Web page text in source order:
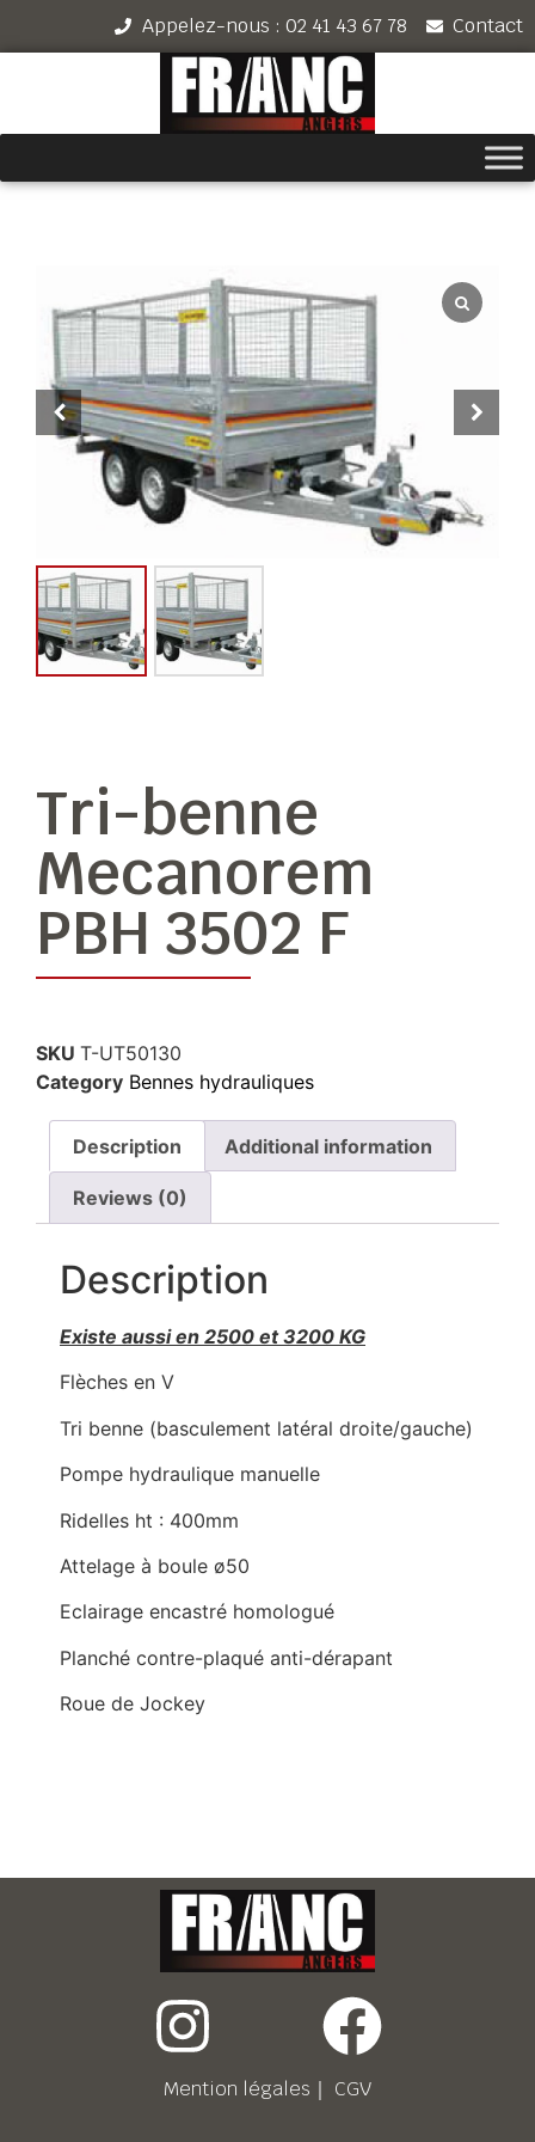
Appelez-nous : 02 41 43 67 78 Contact
Tri-benne
Mecanorem
PBH 3502 F
SKU T-UT50130
Category Bennes hydrauliques
Description Additional information
Reviews (0)
Description
Existe aussi en 2500 et 3200 KG
Flèches en V
Tri benne (basculement latéral droite/gauche)
Pompe hydraulique manuelle
Ridelles ht : 400mm
Attelage à boule ø50
Eclairage encastré homologué
Planché contre-plaqué anti-dérapant
Roue de Jockey
Mention légales ｜ CGV